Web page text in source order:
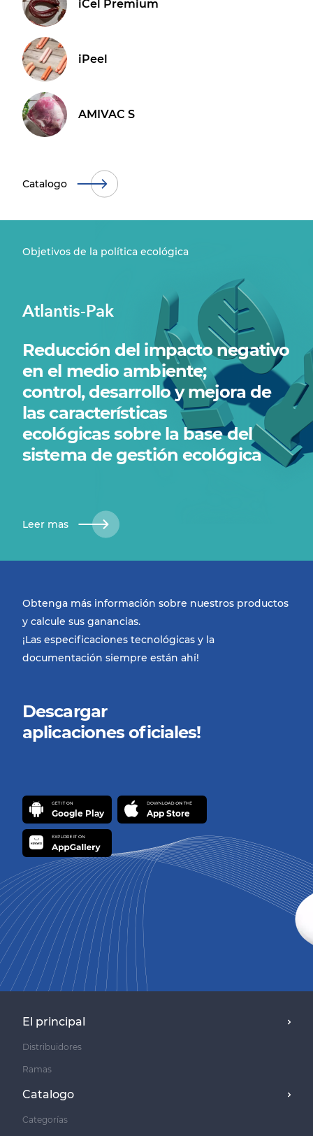
iCel Premium
iPeel
AMIVAC S
Сatalogo
Objetivos de la política ecológica
Atlantis-Pak
Reducción del impacto negativo
en el medio ambiente;
control, desarrollo y mejora de
las características
ecológicas sobre la base del
sistema de gestión ecológica
Leer mas
Obtenga más información sobre nuestros productos
y calcule sus ganancias.
¡Las especificaciones tecnológicas y la
documentación siempre están ahí!
Descargar
aplicaciones oficiales!
El principal
Distribuidores
Ramas
Catalogo
Categorías